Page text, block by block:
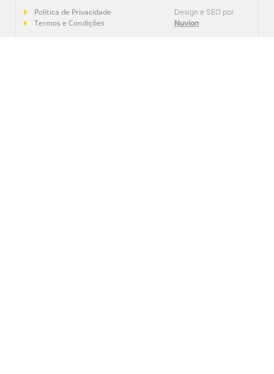
Política de Privacidade
Termos e Condições
Design e SEO por
Nuvion